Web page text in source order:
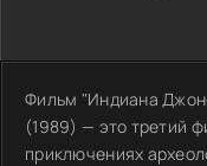
Фильм "Индиана
(1989) — это третий
приключениях